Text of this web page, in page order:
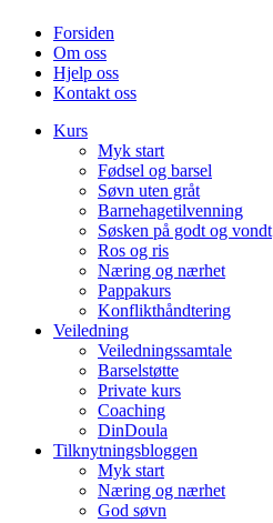
Forsiden
Om oss
Hjelp oss
Kontakt oss
Kurs
Myk start
Fødsel og barsel
Søvn uten gråt
Barnehagetilvenning
Søsken på godt og vondt
Ros og ris
Næring og nærhet
Pappakurs
Konflikthåndtering
Veiledning
Veiledningssamtale
Barselstøtte
Private kurs
Coaching
DinDoula
Tilknytningsbloggen
Myk start
Næring og nærhet
God søvn